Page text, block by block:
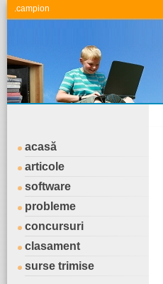
.campion
acasă
articole
software
probleme
concursuri
clasament
surse trimise